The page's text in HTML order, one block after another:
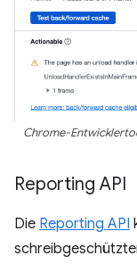
Chrome-
Reporting API
Die Reporting API